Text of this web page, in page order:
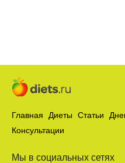
Главная Диеты Статьи
Консультации
Мы в социальных сетях